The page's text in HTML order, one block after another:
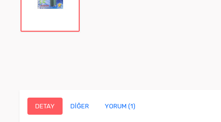
DETAY DİĞER YORUM (1)